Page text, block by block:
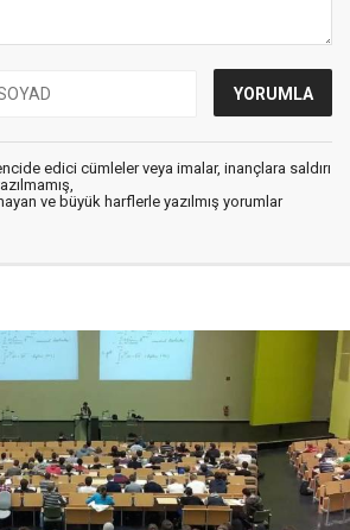
edici cümleler veya imalar, inançlara saldırı
ve büyük harflerle yazılmış yorumlar